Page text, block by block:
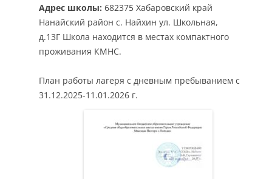
Адрес школы: 682375 Хабаровский край
Нанайский район с. Найхин ул. Школьная,
д.13Г Школа находится в местах компактного
проживания КМНС.
План работы лагеря с дневным пребыванием с
31.12.2025-11.01.2026 г.